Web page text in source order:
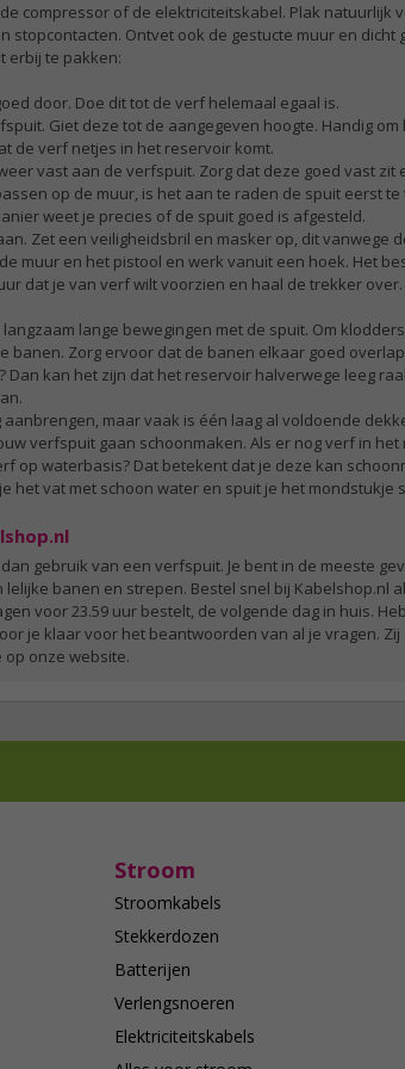
compressor of de elektriciteitskabel. Plak natuurlijk
stopcontacten. Ontvet ook de gestucte muur en dicht
erbij te pakken:
door. Doe dit tot de verf helemaal egaal is.
Giet deze tot de aangegeven hoogte. Handig
de verf netjes in het reservoir komt.
vast aan de verfspuit. Zorg dat deze goed vast zit
op de muur, is het aan te raden de spuit eerst te
weet je precies of de spuit goed is afgesteld.
Zet een veiligheidsbril en masker op, dit vanwege
muur en het pistool en werk vanuit een hoek. Het
dat je van verf wilt voorzien en haal de trekker
lange bewegingen met de spuit. Om
banen. Zorg ervoor dat de banen elkaar goed
Dan kan het zijn dat het reservoir halverwege leeg
maar vaak is één laag al voldoende
verfspuit gaan schoonmaken. Als er nog verf in het
op waterbasis? Dat betekent dat je deze kan
het vat met schoon water en spuit je het mondstukje
gebruik van een verfspuit. Je bent in de meeste
banen en strepen. Bestel snel bij Kabelshop.nl
voor 23.59 uur bestelt, de volgende dag in huis.
je klaar voor het beantwoorden van al je vragen.
op onze website.
Stroom
Stroomkabels
Stekkerdozen
Batterijen
Verlengsnoeren
Elektriciteitskabels